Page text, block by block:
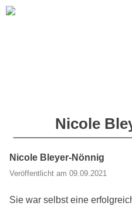
Nicole
Nicole Bleyer-Nönnig
Veröffentlicht am 09.09.2021
Sie war selbst eine